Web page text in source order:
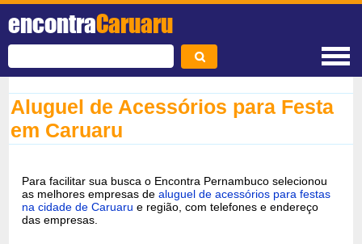
encontraCaruaru
Aluguel de Acessórios para Festa
em Caruaru
Para facilitar sua busca o Encontra Pernambuco selecionou
as melhores empresas dealuguel de acessórios para festas
na cidade de Caruaru e região, com telefones e endereço
das empresas.